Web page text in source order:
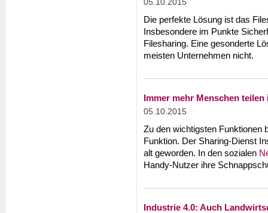
Die perfekte Lösung ist das
Insbesondere im Punkte
Filesharing. Eine gesonderte
meisten Unternehmen nicht.
Immer mehr Menschen
05.10.2015
Zu den wichtigsten Funktionen
Funktion. Der Sharing-Dienst
alt geworden. In den sozialen
Handy-Nutzer ihre
Industrie 4.0: Auch